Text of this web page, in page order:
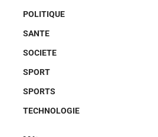
POLITIQUE
SANTE
SOCIETE
SPORT
SPORTS
TECHNOLOGIE